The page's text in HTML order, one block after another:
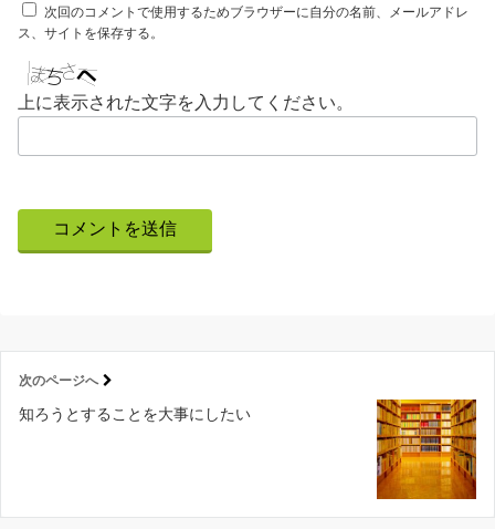
次回のコメントで使用するためブラウザーに自分の名前、メールアドレ
ス、サイトを保存する。
上に表示された文字を入力してください。
次のページへ
知ろうとすることを大事にしたい